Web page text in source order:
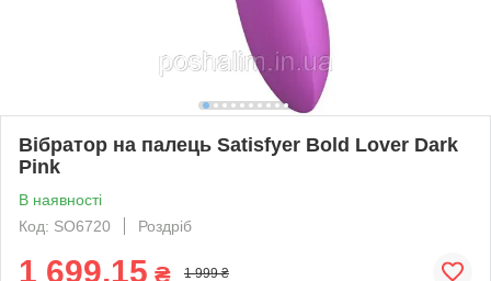
Вібратор на палець Satisfyer Bold Lover Dark
Pink
В наявності
Код: SO6720
Роздріб
1 699,15 ₴ 1 999 ₴